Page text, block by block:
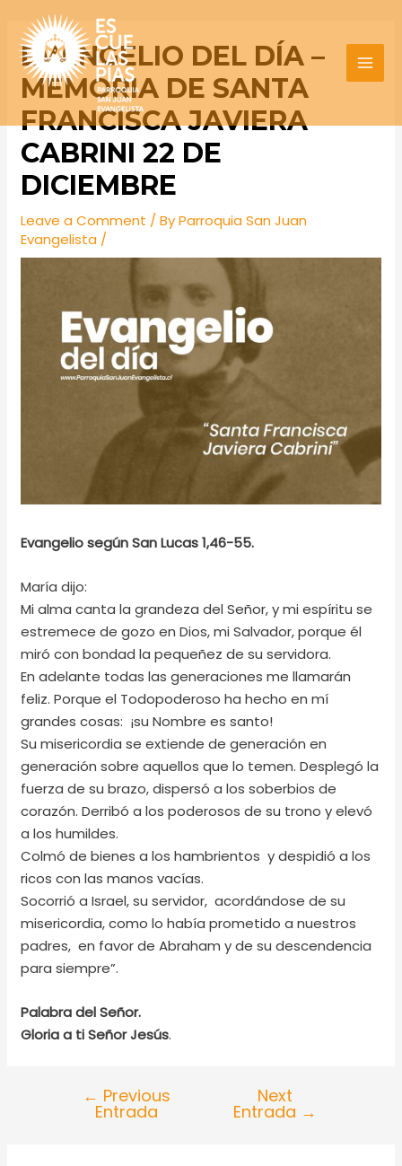
content
EVANGELIO DEL DÍA –
MEMORIA DE SANTA
FRANCISCA JAVIERA
CABRINI 22 DE
DICIEMBRE
Leave a Comment / ByParroquia San Juan
Evangelista /
Evangelio según San Lucas 1,46-55.
María dijo:
Mi alma canta la grandeza del Señor, y mi espíritu se
estremece de gozo en Dios, mi Salvador, porque él
miró con bondad la pequeñez de su servidora.
En adelante todas las generaciones me llamarán
feliz. Porque el Todopoderoso ha hecho en mí
grandes cosas: ¡su Nombre es santo!
Su misericordia se extiende de generación en
generación sobre aquellos que lo temen. Desplegó la
fuerza de su brazo, dispersó a los soberbios de
corazón. Derribó a los poderosos de su trono y elevó
a los humildes.
Colmó de bienes a los hambrientos y despidió a los
ricos con las manos vacías.
Socorrió a Israel, su servidor, acordándose de su
misericordia, como lo había prometido a nuestros
padres, en favor de Abraham y de su descendencia
para siempre”.
Palabra del Señor.
Gloria a ti Señor Jesús.
Post
navigation
← Previous
Entrada
Next
Entrada →